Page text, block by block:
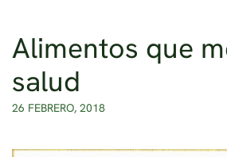
Ir al contenido principal
Alimentos que
salud
26 FEBRERO, 2018